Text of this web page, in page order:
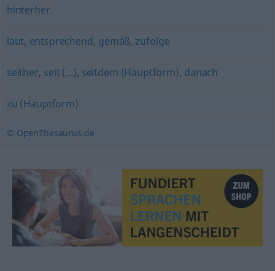
hinterher
laut, entsprechend, gemäß, zufolge
seither, seit (...), seitdem (Hauptform), danach
zu (Hauptform)
© OpenThesaurus.de